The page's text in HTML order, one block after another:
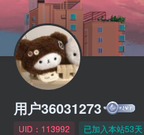
用户36031273
UID：113992 已加入本站53天